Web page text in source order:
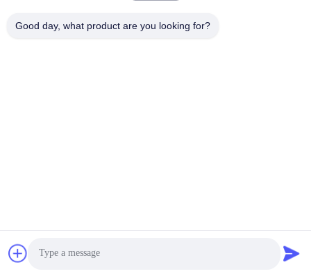
En İyi Fiyatı Alın
Good day, what product are you looking for?